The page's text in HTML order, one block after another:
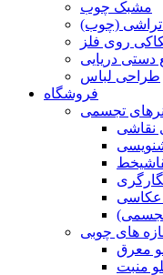
مشبک چوب
تراشی (چوب)
روی فلز
دستی دریایی
طراحی لباس
فروشگاه
تجسمی
نقاشی
عکاسی
های چوبی
معرق
منبت